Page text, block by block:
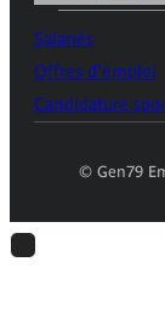
Salariés
Offres d'emploi
Candidature
© Gen79